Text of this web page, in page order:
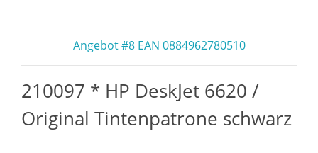
Angebot #8 EAN 0884962780510
210097 * HP DeskJet 6620 /
Original Tintenpatrone schwarz